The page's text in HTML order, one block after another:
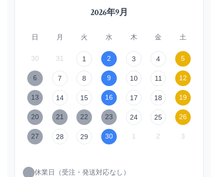
2026年9月
日 月 火 水 木 金 土
30 31 1 2 3 4 5
6 7 8 9 10 11 12
13 14 15 16 17 18 19
20 21 22 23 24 25 26
27 28 29 30 1 2 3
休業日（受注・発送対応なし）